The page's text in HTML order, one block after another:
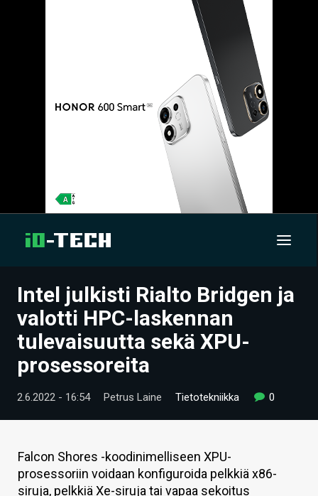
UUTISET
ARTIKKELIT
VIDEOT
TECHBBS
HINTA.FI
KAUPPA
Intel julkisti Rialto Bridgen ja
valotti HPC-laskennan
tulevaisuutta sekä XPU-
prosessoreita
2.6.2022 - 16:54 Petrus Laine Tietotekniikka 0
Falcon Shores -koodinimelliseen XPU-
prosessoriin voidaan konfiguroida pelkkiä x86-
siruja, pelkkiä Xe-siruja tai vapaa sekoitus